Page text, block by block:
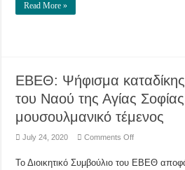
Read More »
ΕΒΕΘ: Ψήφισμα καταδίκης
του Ναού της Αγίας
μουσουλμανικό τέμενος
July 24, 2020 Comments Offon
καταδίκης
Το Διοικητικό Συμβούλιο του ΕΒΕΘ